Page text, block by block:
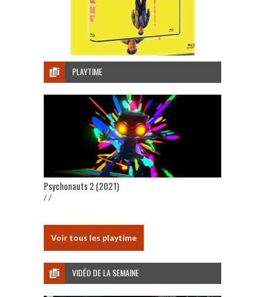
PLAYTIME
Psychonauts 2 (2021)
/ /
Voir tous les playtime
VIDÉO DE LA SEMAINE